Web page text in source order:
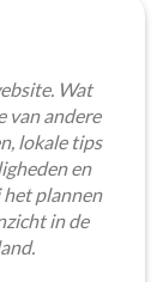
Wat
van andere
lokale tips
en
plannen
in de